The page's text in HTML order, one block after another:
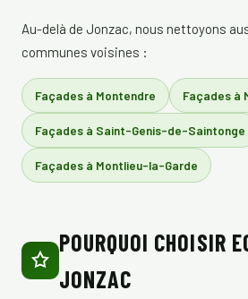
Au-delà de Jonzac, nous nettoyons
communes voisines :
Façades à Montendre Façades à
Façades à Saint-Genis-de-Saintonge
Façades à Montlieu-la-Garde
POURQUOI CHOISIR
JONZAC